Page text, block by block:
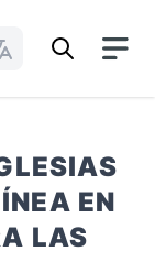
idioma
EN
LAS